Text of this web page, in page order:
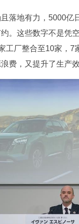
落地有力，5000
。这些数字不是凭
工厂整合至10家，
费，又提升了生产效